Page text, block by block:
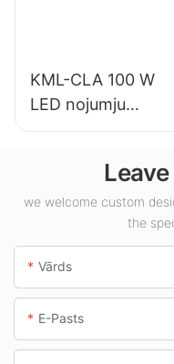
KML-CLA 100 W
LED nojumju
gaismekļu
iekštelpām,
piemēram,
degvielas uzpildes
stacijām un
pazemes pārejām.
we welcome custom
the
Vārds
E-Pasts